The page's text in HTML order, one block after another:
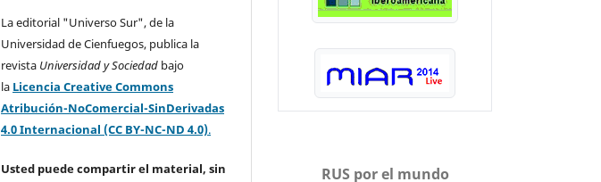
La editorial "Universo Sur", de la
Universidad de Cienfuegos, publica la
revista Universidad y Sociedad bajo
la Licencia Creative Commons
Atribución-NoComercial-SinDerivadas
4.0 Internacional (CC BY-NC-ND 4.0).
Usted puede compartir el material, sin
RUS por el mundo